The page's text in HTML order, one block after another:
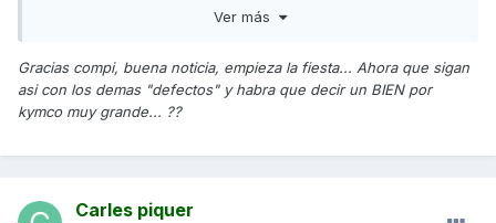
todos los datos mal) me ha aparecido un mensaje
Pendiente de Revisar".
mensaje que os adjunto en la captura de pantalla:
Ver más
Gracias compi, buena noticia, empieza la fiesta... Ahora que sigan
asi con los demas "defectos" y habra que decir un BIEN por
kymco muy grande... ??
Carles piquer